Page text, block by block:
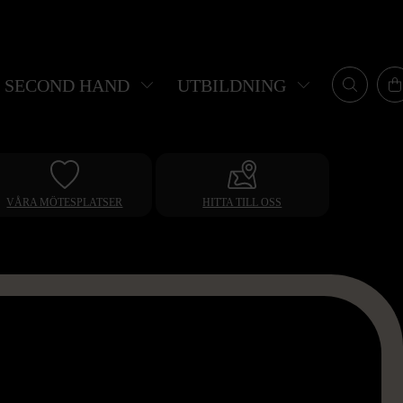
SECOND HAND UTBILDNING
VÅRA MÖTESPLATSER HITTA TILL OSS